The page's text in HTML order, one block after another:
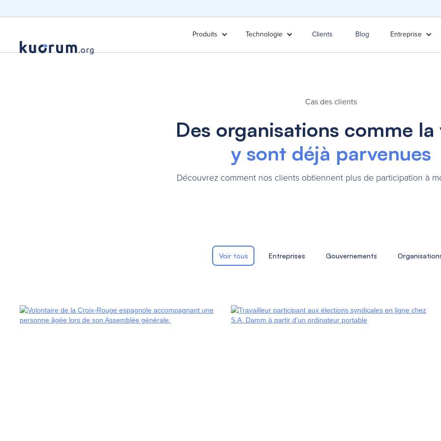
Produits Technologie Clients Blog Entreprise
Cas des clients
Des organisations comme la
y sont déjà parvenues
Découvrez comment nos clients obtiennent plus de participation à
Voir tous Entreprises Gouvernements